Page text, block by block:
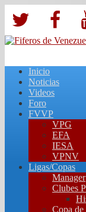
Inicio
Noticias
Videos
Foro
FVVP
VPG
EFA
IESA
VPNV
Ligas/Copas
Manager
Clubes
Copa